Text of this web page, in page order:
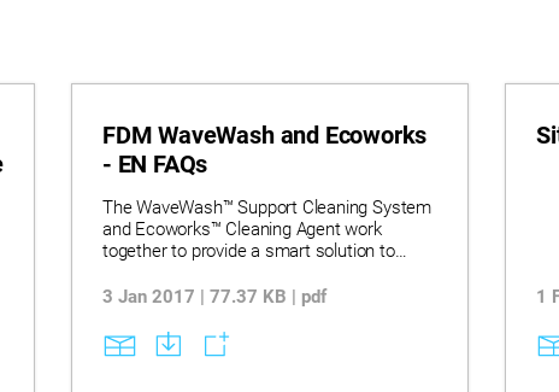
FDM WaveWash and Ecoworks
- EN FAQs
The WaveWash™ Support Cleaning System
and Ecoworks™ Cleaning Agent work
together to provide a smart solution to
friendly, and eco-friendly system automates
3 Jan 2017 | 77.37 KB | pdf 1